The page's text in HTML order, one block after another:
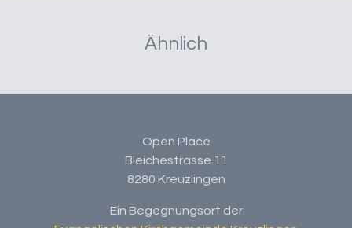
Ähnlich
Open Place
Bleichestrasse 11
8280 Kreuzlingen
Ein Begegnungsort der